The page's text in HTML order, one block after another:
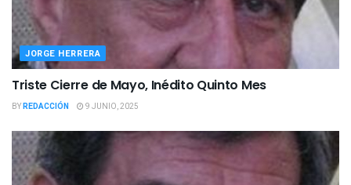
JORGE HERRERA
Triste Cierre de Mayo, Inédito Quinto Mes
BYREDACCIÓN 9 JUNIO, 2025